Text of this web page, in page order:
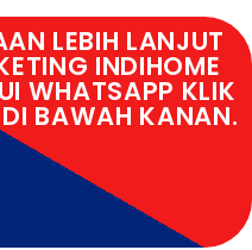
LEBIH LANJUT
INDIHOME
WHATSAPP KLIK
BAWAH KANAN.